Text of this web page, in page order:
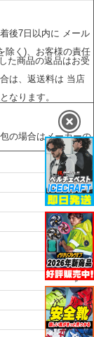
後7日以内に メール
く)、お客様の責任
た商品の返品はお受
は、返送料は 当店
なります。
の場合はメーカーの